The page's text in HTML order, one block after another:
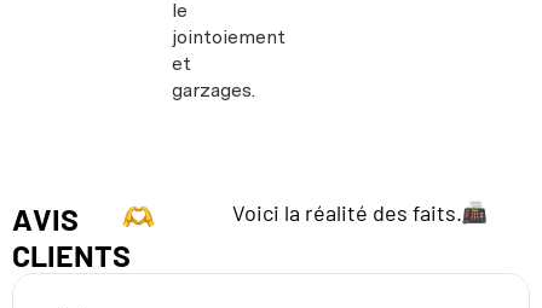
le
jointoiement
et
garzages.
AVIS
CLIENTS
Voici la réalité des faits.